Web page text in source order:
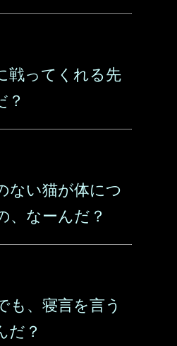
戦ってくれる先
？
ない猫が体につ
、なーんだ？
も、寝言を言う
だ？